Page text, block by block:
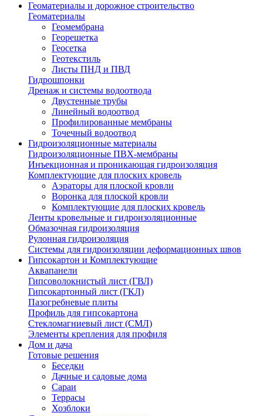
Геоматериалы и дорожное строительство
Геоматериалы
Геомембрана
Георешетка
Геосетка
Геотекстиль
Листы ПНД и ПВД
Гидрошпонки
Дренаж и системы водоотвода
Двустенные трубы
Линейный водоотвод
Профилированные мембраны
Точечный водоотвод
Гидроизоляционные материалы
Гидроизоляционные ПВХ-мембраны
Инъекционная и проникающая гидроизоляция
Комплектующие для плоских кровель
Аэраторы для плоской кровли
Воронка для плоской кровли
Комплектующие для плоских кровель
Ленты кровельные и гидроизоляционные
Обмазочная гидроизоляция
Рулонная гидроизоляция
Системы для гидроизоляции деформационных швов
Гипсокартон и Комплектующие
Аквапанели
Гипсоволокнистый лист (ГВЛ)
Гипсокартонный лист (ГКЛ)
Пазогребневые плиты
Профиль для гипсокартона
Стекломагниевый лист (СМЛ)
Элементы крепления для профиля
Дом и дача
Готовые решения
Беседки
Дачные и садовые дома
Сараи
Террасы
Хозблоки